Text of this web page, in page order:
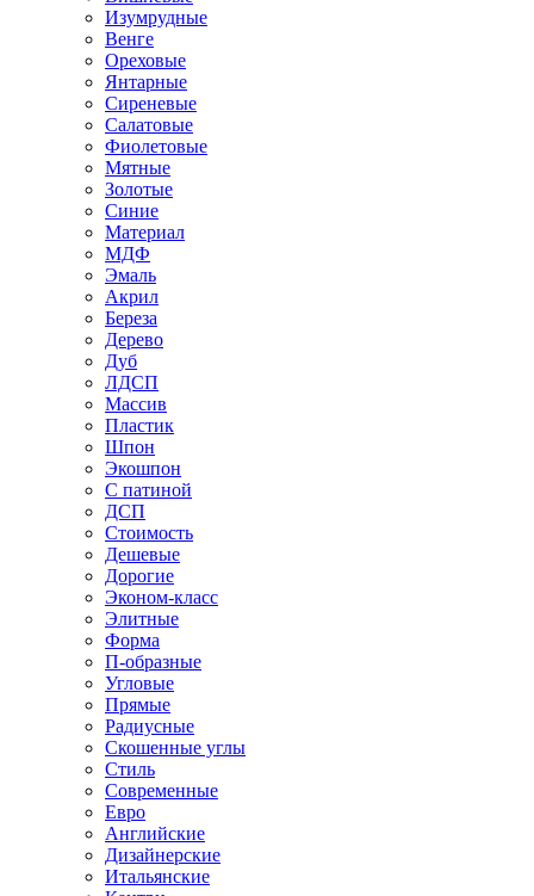
Изумрудные
Венге
Ореховые
Янтарные
Сиреневые
Салатовые
Фиолетовые
Мятные
Золотые
Синие
Материал
МДФ
Эмаль
Акрил
Береза
Дерево
Дуб
ЛДСП
Массив
Пластик
Шпон
Экошпон
С патиной
ДСП
Стоимость
Дешевые
Дорогие
Эконом-класс
Элитные
Форма
П-образные
Угловые
Прямые
Радиусные
Скошенные углы
Стиль
Современные
Евро
Английские
Дизайнерские
Итальянские